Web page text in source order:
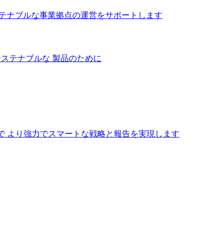
ナブルな事業拠点の運営をサポートします
テナブルな 製品のために
より強力でスマートな戦略と報告を実現します